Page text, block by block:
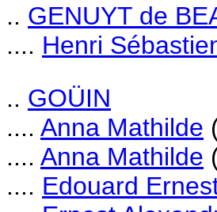
.. GENUYT de
.... Henri
.. GOÜIN
.... Anna Mathilde
.... Anna Mathilde
.... Edouard